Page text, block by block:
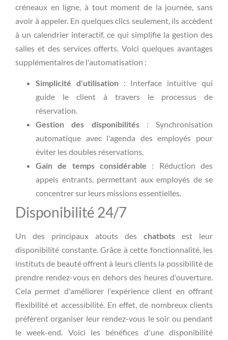
créneaux en ligne, à tout moment de la journée, sans
avoir à appeler. En quelques clics seulement, ils accèdent
à un calendrier interactif, ce qui simplifie la gestion des
salles et des services offerts. Voici quelques avantages
supplémentaires de l'automatisation :
Simplicité d'utilisation: Interface intuitive qui
guide le client à travers le processus de
réservation.
Gestion des disponibilités: Synchronisation
automatique avec l'agenda des employés pour
éviter les doubles réservations.
Gain de temps considérable : Réduction des
appels entrants, permettant aux employés de se
concentrer sur leurs missions essentielles.
Disponibilité 24/7
Un des principaux atouts des chatbots est leur
disponibilité constante. Grâce à cette fonctionnalité, les
instituts de beauté offrent à leurs clients la possibilité de
prendre rendez-vous en dehors des heures d'ouverture.
Cela permet d'améliorer l'expérience client en offrant
flexibilité et accessibilité. En effet, de nombreux clients
préfèrent organiser leur rendez-vous le soir ou pendant
le week-end. Voici les bénéfices d'une disponibilité